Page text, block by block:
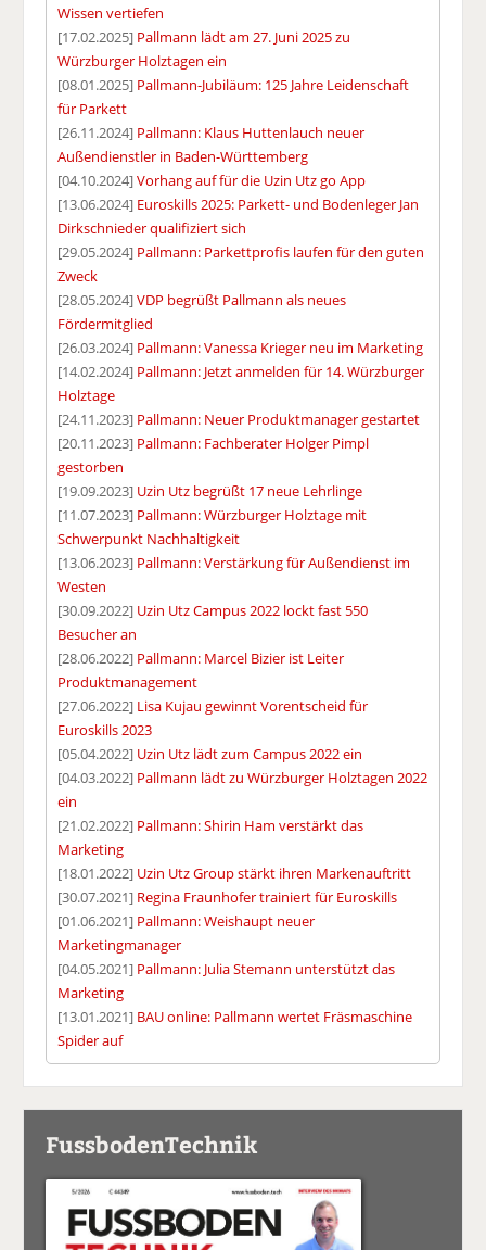
Wissen vertiefen
[17.02.2025] Pallmann lädt am 27. Juni 2025 zu
Würzburger Holztagen ein
[08.01.2025] Pallmann-Jubiläum: 125 Jahre Leidenschaft
für Parkett
[26.11.2024] Pallmann: Klaus Huttenlauch neuer
Außendienstler in Baden-Württemberg
[04.10.2024]Vorhang auf für die Uzin Utz go App
[13.06.2024] Euroskills 2025: Parkett- und Bodenleger Jan
Dirkschnieder qualifiziert sich
[29.05.2024] Pallmann: Parkettprofis laufen für den guten
Zweck
[28.05.2024]VDP begrüßt Pallmann als neues
Fördermitglied
[26.03.2024] Pallmann: Vanessa Krieger neu im Marketing
[14.02.2024] Pallmann: Jetzt anmelden für 14. Würzburger
Holztage
[24.11.2023] Pallmann: Neuer Produktmanager gestartet
[20.11.2023] Pallmann: Fachberater Holger Pimpl
gestorben
[19.09.2023] Uzin Utz begrüßt 17 neue Lehrlinge
[11.07.2023] Pallmann: Würzburger Holztage mit
Schwerpunkt Nachhaltigkeit
[13.06.2023] Pallmann: Verstärkung für Außendienst im
Westen
[30.09.2022] Uzin Utz Campus 2022 lockt fast 550
Besucher an
[28.06.2022] Pallmann: Marcel Bizier ist Leiter
Produktmanagement
[27.06.2022] Lisa Kujau gewinnt Vorentscheid für
Euroskills 2023
[05.04.2022] Uzin Utz lädt zum Campus 2022 ein
[04.03.2022] Pallmann lädt zu Würzburger Holztagen 2022
ein
[21.02.2022] Pallmann: Shirin Ham verstärkt das
Marketing
[18.01.2022] Uzin Utz Group stärkt ihren Markenauftritt
[30.07.2021] Regina Fraunhofer trainiert für Euroskills
[01.06.2021] Pallmann: Weishaupt neuer
Marketingmanager
[04.05.2021] Pallmann: Julia Stemann unterstützt das
Marketing
[13.01.2021] BAU online: Pallmann wertet Fräsmaschine
Spider auf
FussbodenTechnik